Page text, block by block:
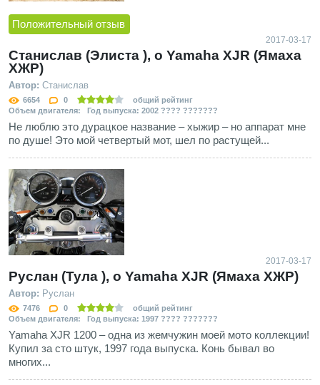
Положительный отзыв
2017-03-17
Станислав (Элиста ), о Yamaha XJR (Ямаха
ХЖР)
Автор: Станислав
6654 0
общий рейтинг
Объем двигателя: Год выпуска: 2002 ???? ???????
Не люблю это дурацкое название – хыжир – но аппарат мне
по душе! Это мой четвертый мот, шел по растущей...
2017-03-17
Руслан (Тула ), о Yamaha XJR (Ямаха ХЖР)
Автор: Руслан
7476 0
общий рейтинг
Объем двигателя: Год выпуска: 1997 ???? ???????
Yamaha XJR 1200 – одна из жемчужин моей мото коллекции!
Купил за сто штук, 1997 года выпуска. Конь бывал во
многих...